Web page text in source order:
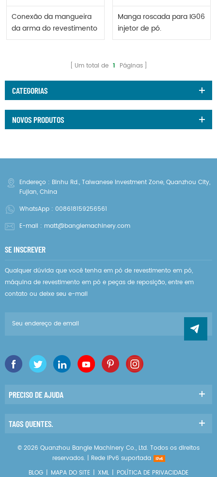
Conexão da mangueira
da arma do revestimento
do pó
Manga roscada para IG06
injetor de pó.
Um total de 1 Páginas
CATEGORIAS
NOVOS PRODUTOS
Endereço : Binhu Rd., Taiwanese Investment Zone, Quanzhou City,
Fujian, China
WhatsApp : 008618159256561
E-mail : matt@banglemachinery.com
SE INSCREVER
Qualquer dúvida que você tenha em pó de revestimento em pó,
máquina de revestimento em pó e peças de reposição, entre em
contato ou deixe seu e-mail
PRECISO DE AJUDA
TAGS QUENTES.
© 2026 Quanzhou Bangle Machinery Co., Ltd. Todos os direitos
reservados. | Rede IPv6 suportada
BLOG | MAPA DO SITE | XML | POLÍTICA DE PRIVACIDADE